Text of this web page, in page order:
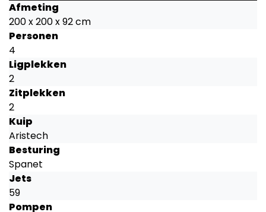
Afmeting
200 x 200 x 92 cm
Personen
4
Ligplekken
2
Zitplekken
2
Kuip
Aristech
Besturing
Spanet
Jets
59
Pompen